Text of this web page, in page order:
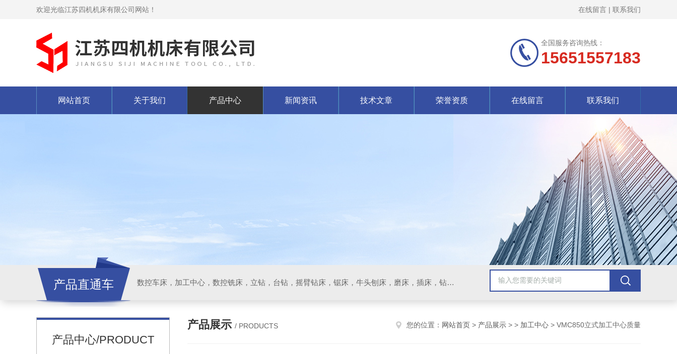
欢迎光临江苏四机机床有限公司网站！ 在线留言 | 联系我们
全国服务咨询热线：
15651557183
网站首页 关于我们 产品中心 新闻资讯 技术文章 荣誉资质 在线留言 联系我们
产品直通车 数控车床，加工中心，数控铣床，立钻，台钻，摇臂钻床，锯床，牛头刨床，磨床，插床，钻铣床，滚齿机
产品中心/PRODUCT
产品展示 / PRODUCTS 您的位置： 网站首页 > 产品展示 > > 加工中心 > VMC850立式加工中心质量